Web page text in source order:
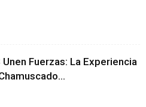
Fuerzas: La Experiencia